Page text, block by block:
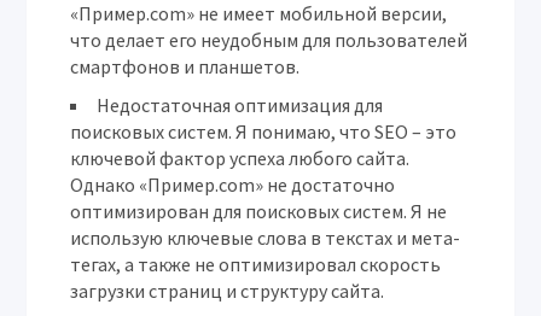
«Пример.com» не имеет мобильной версии,
что делает его неудобным для пользователей
смартфонов и планшетов.
Недостаточная оптимизация для
поисковых систем. Я понимаю, что SEO – это
ключевой фактор успеха любого сайта.
Однако «Пример.com» не достаточно
оптимизирован для поисковых систем. Я не
использую ключевые слова в текстах и мета-
тегах, а также не оптимизировал скорость
загрузки страниц и структуру сайта.